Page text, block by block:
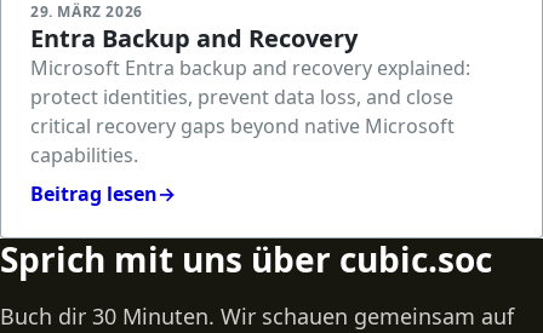
29. MÄRZ 2026
Entra Backup and Recovery
Microsoft Entra backup and recovery explained:
protect identities, prevent data loss, and close
critical recovery gaps beyond native Microsoft
capabilities.
Beitrag lesen→
Sprich mit uns über cubic.soc
Buch dir 30 Minuten. Wir schauen gemeinsam auf